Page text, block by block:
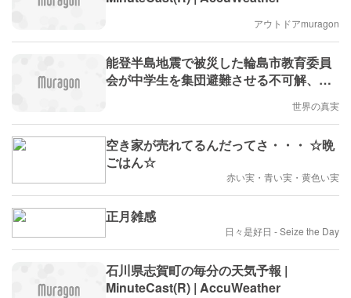
アウトドアmuragon
能登半島地震で被災した輪島市教育委員
会が中学生を集団避難させる不可解、な
のか？ / マウイ島ラハイナでの2000人以
まだ未解決
世界の真実
空き家が売れてるんだってさ・・・ ☆晩
ごはん☆
赤い実・青い実・黄色い実
正月雑感
日々是好日 - Seize the Day
石川県志賀町の毎分の天気予報 |
MinuteCast(R) | AccuWeather